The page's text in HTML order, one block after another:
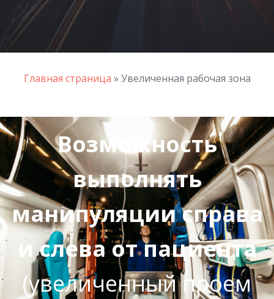
Главная страница » Увеличенная рабочая зона
Возможность
выполнять
манипуляции справа
и слева от пациента
(увеличенный проем